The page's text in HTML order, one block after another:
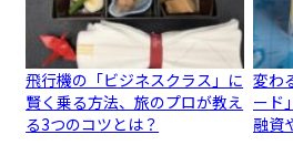
飛行機の「ビジネスクラス」に
賢く乗る方法、旅のプロが教え
る3つのコツとは？
変わ
ード
融資